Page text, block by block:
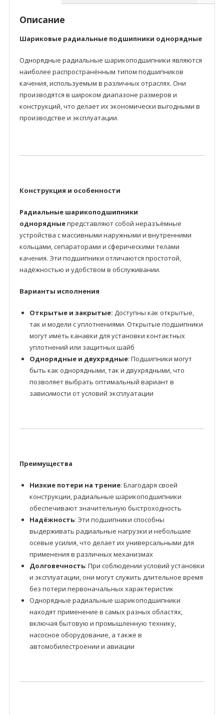
Описание
Шариковые радиальные подшипники однорядные
Однорядные радиальные шарикоподшипники являются
наиболее распространённым типом подшипников
качения, используемым в различных отраслях. Они
производятся в широком диапазоне размеров и
конструкций, что делает их экономически выгодными в
производстве и эксплуатации.
Конструкция и особенности
Радиальные шарикоподшипники
однорядныепредставляют собой неразъёмные
устройства с массивными наружными и внутренними
кольцами, сепараторами и сферическими телами
качения. Эти подшипники отличаются простотой,
надёжностью и удобством в обслуживании.
Варианты исполнения
Открытые и закрытые: Доступны как открытые,
так и модели с уплотнениями. Открытые подшипники
могут иметь канавки для установки контактных
уплотнений или защитных шайб
Однорядные и двухрядные: Подшипники могут
быть как однорядными, так и двухрядными, что
позволяет выбрать оптимальный вариант в
зависимости от условий эксплуатации
Преимущества
Низкие потери на трение: Благодаря своей
конструкции, радиальные шарикоподшипники
обеспечивают значительную быстроходность
Надёжность: Эти подшипники способны
выдерживать радиальные нагрузки и небольшие
осевые усилия, что делает их универсальными для
применения в различных механизмах
Долговечность: При соблюдении условий установки
и эксплуатации, они могут служить длительное время
без потери первоначальных характеристик
Однорядные радиальные шарикоподшипники
находят применение в самых разных областях,
включая бытовую и промышленную технику,
насосное оборудование, а также в
автомобилестроении и авиации